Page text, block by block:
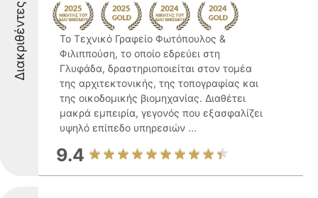
Διακριθέντες
Το Τεχνικό Γραφείο Φωτόπουλος &
Φιλιππούση, το οποίο εδρεύει στη
Γλυφάδα, δραστηριοποιείται στον τομέα
της αρχιτεκτονικής, της τοπογραφίας και
της οικοδομικής βιομηχανίας. Διαθέτει
μακρά εμπειρία, γεγονός που εξασφαλίζει
υψηλό επίπεδο υπηρεσιών ...
9.4